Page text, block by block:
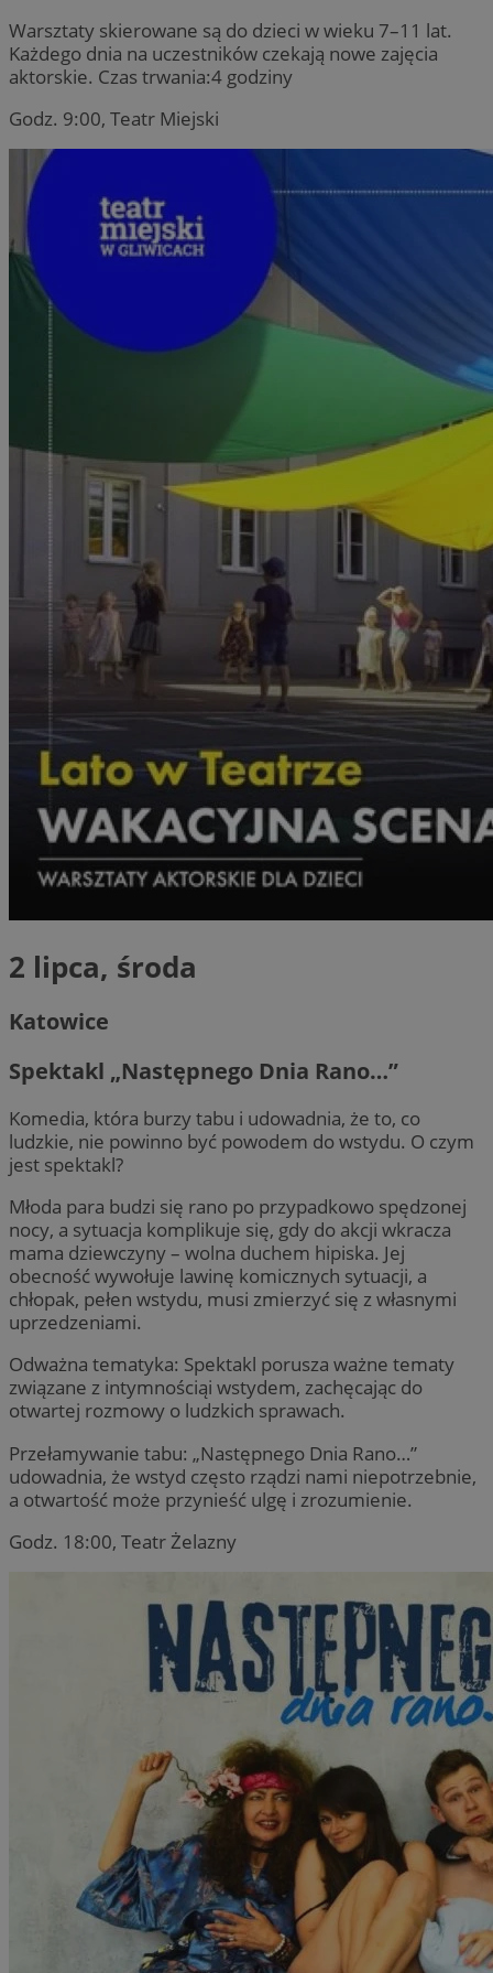
Warsztaty skierowane są do dzieci w wieku 7–11 lat.
Każdego dnia na uczestników czekają nowe zajęcia
aktorskie. Czas trwania:4 godziny
Godz. 9:00, Teatr Miejski
2 lipca, środa
Katowice
Spektakl „Następnego Dnia Rano…”
Komedia, która burzy tabu i udowadnia, że to, co
ludzkie, nie powinno być powodem do wstydu. O czym
jest spektakl?
Młoda para budzi się rano po przypadkowo spędzonej
nocy, a sytuacja komplikuje się, gdy do akcji wkracza
mama dziewczyny – wolna duchem hipiska. Jej
obecność wywołuje lawinę komicznych sytuacji, a
chłopak, pełen wstydu, musi zmierzyć się z własnymi
uprzedzeniami.
Odważna tematyka: Spektakl porusza ważne tematy
związane z intymnościąi wstydem, zachęcając do
otwartej rozmowy o ludzkich sprawach.
Przełamywanie tabu: „Następnego Dnia Rano…”
udowadnia, że wstyd często rządzi nami niepotrzebnie,
a otwartość może przynieść ulgę i zrozumienie.
Godz. 18:00, Teatr Żelazny